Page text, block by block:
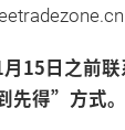
15日之前
先得”方式。